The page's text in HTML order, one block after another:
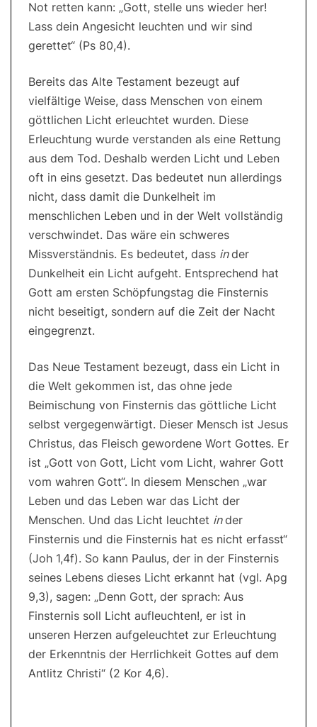
Not retten kann: „Gott, stelle uns wieder her!
Lass dein Angesicht leuchten und wir sind
gerettet“ (Ps 80,4).
Bereits das Alte Testament bezeugt auf
vielfältige Weise, dass Menschen von einem
göttlichen Licht erleuchtet wurden. Diese
Erleuchtung wurde verstanden als eine Rettung
aus dem Tod. Deshalb werden Licht und Leben
oft in eins gesetzt. Das bedeutet nun allerdings
nicht, dass damit die Dunkelheit im
menschlichen Leben und in der Welt vollständig
verschwindet. Das wäre ein schweres
Missverständnis. Es bedeutet, dass inder
Dunkelheit ein Licht aufgeht. Entsprechend hat
Gott am ersten Schöpfungstag die Finsternis
nicht beseitigt, sondern auf die Zeit der Nacht
eingegrenzt.
Das Neue Testament bezeugt, dass ein Licht in
die Welt gekommen ist, das ohne jede
Beimischung von Finsternis das göttliche Licht
selbst vergegenwärtigt. Dieser Mensch ist Jesus
Christus, das Fleisch gewordene Wort Gottes. Er
ist „Gott von Gott, Licht vom Licht, wahrer Gott
vom wahren Gott“. In diesem Menschen „war
Leben und das Leben war das Licht der
Menschen. Und das Licht leuchtet inder
Finsternis und die Finsternis hat es nicht erfasst“
(Joh 1,4f). So kann Paulus, der in der Finsternis
seines Lebens dieses Licht erkannt hat (vgl. Apg
9,3), sagen: „Denn Gott, der sprach: Aus
Finsternis soll Licht aufleuchten!, er ist in
unseren Herzen aufgeleuchtet zur Erleuchtung
der Erkenntnis der Herrlichkeit Gottes auf dem
Antlitz Christi“ (2 Kor 4,6).